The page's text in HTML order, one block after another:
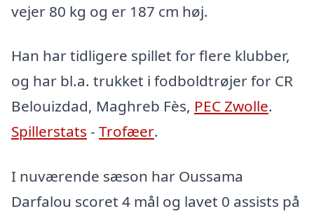
vejer 80 kg og er 187 cm høj.
Han har tidligere spillet for flere klubber,
og har bl.a. trukket i fodboldtrøjer for CR
Belouizdad, Maghreb Fès, PEC Zwolle.
Spillerstats - Trofæer.
I nuværende sæson har Oussama
Darfalou scoret 4 mål og lavet 0 assists på